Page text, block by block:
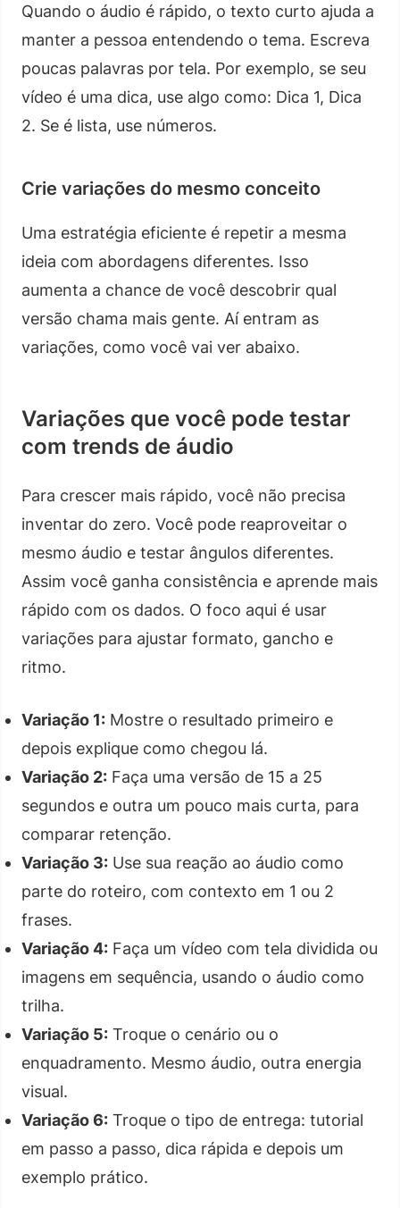
Quando o áudio é rápido, o texto curto ajuda a
manter a pessoa entendendo o tema. Escreva
poucas palavras por tela. Por exemplo, se seu
vídeo é uma dica, use algo como: Dica 1, Dica
2. Se é lista, use números.
Crie variações do mesmo conceito
Uma estratégia eficiente é repetir a mesma
ideia com abordagens diferentes. Isso
aumenta a chance de você descobrir qual
versão chama mais gente. Aí entram as
variações, como você vai ver abaixo.
Variações que você pode testar
com trends de áudio
Para crescer mais rápido, você não precisa
inventar do zero. Você pode reaproveitar o
mesmo áudio e testar ângulos diferentes.
Assim você ganha consistência e aprende mais
rápido com os dados. O foco aqui é usar
variações para ajustar formato, gancho e
ritmo.
Variação 1: Mostre o resultado primeiro e
depois explique como chegou lá.
Variação 2: Faça uma versão de 15 a 25
segundos e outra um pouco mais curta, para
comparar retenção.
Variação 3: Use sua reação ao áudio como
parte do roteiro, com contexto em 1 ou 2
frases.
Variação 4: Faça um vídeo com tela dividida ou
imagens em sequência, usando o áudio como
trilha.
Variação 5: Troque o cenário ou o
enquadramento. Mesmo áudio, outra energia
visual.
Variação 6: Troque o tipo de entrega: tutorial
em passo a passo, dica rápida e depois um
exemplo prático.